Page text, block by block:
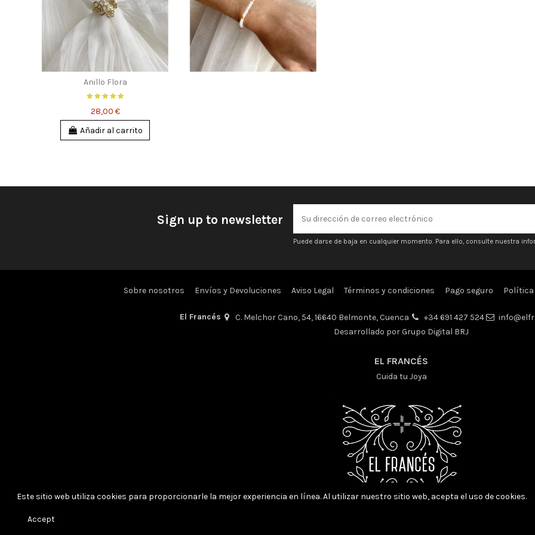
Anillo Flora
28,00 €
Añadir al carrito
Sign up to newsletter
Puede darse de baja en cualquier momento. Para ello, consulte nuestra
Sobre nosotros Envíos y Devoluciones Aviso Legal Términos y condiciones Pago seguro Política
El Francés C. Melchor Cano, 54, 16640 Belmonte, Cuenca +34 691 427 524
Desarrollado por Grupo Digital BRJ
EL FRANCÉS
Cuida tu Joya
Este sitio web utiliza cookies para proporcionarle la mejor experiencia en línea. Al utilizar nuestro sitio web, acepta el uso de cookies.
Accept